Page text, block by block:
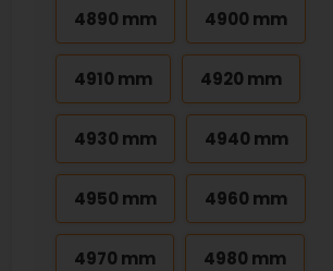
4890 mm 4900 mm
4910 mm 4920 mm
4930 mm 4940 mm
4950 mm 4960 mm
4970 mm 4980 mm